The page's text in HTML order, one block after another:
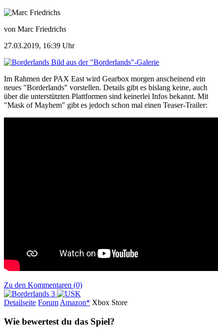
von Marc Friedrichs
27.03.2019, 16:39 Uhr
Bild aus der "Borderlands"-Galerie
Im Rahmen der PAX East wird Gearbox morgen anscheinend ein
neues "Borderlands" vorstellen. Details gibt es bislang keine, auch
über die unterstützten Plattformen sind keinerlei Infos bekannt. Mit
"Mask of Mayhem" gibt es jedoch schon mal einen Teaser-Trailer:
Zu den Kommentaren (0)
Detailseite Forum Amazon* Xbox Store
Wie bewertest du das Spiel?